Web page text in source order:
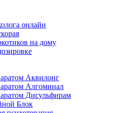
онлайн
на дому
Аквилонг
Алгоминал
Дисульфирам
Блок